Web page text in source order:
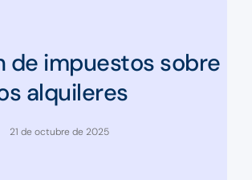
de impuestos sobre
alquileres
21 de octubre de 2025